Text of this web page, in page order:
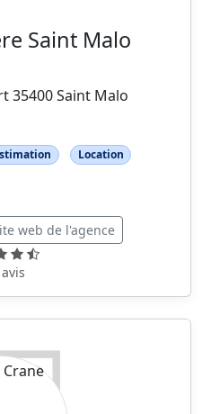
Saint Malo
35400 Saint Malo
Location
web de l'agence